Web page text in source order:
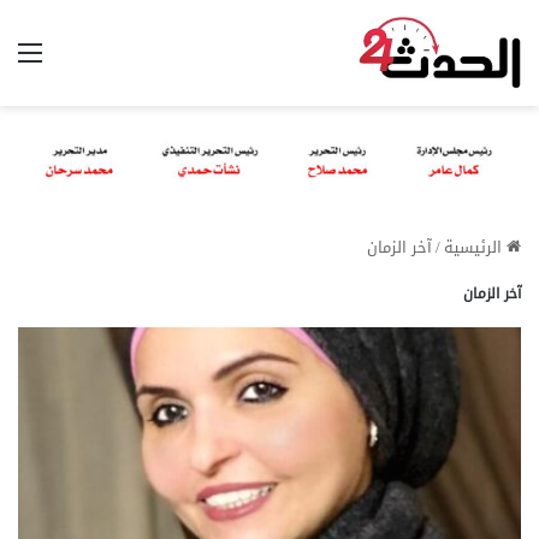
الرئيسية/آخر الزمان
آخر الزمان